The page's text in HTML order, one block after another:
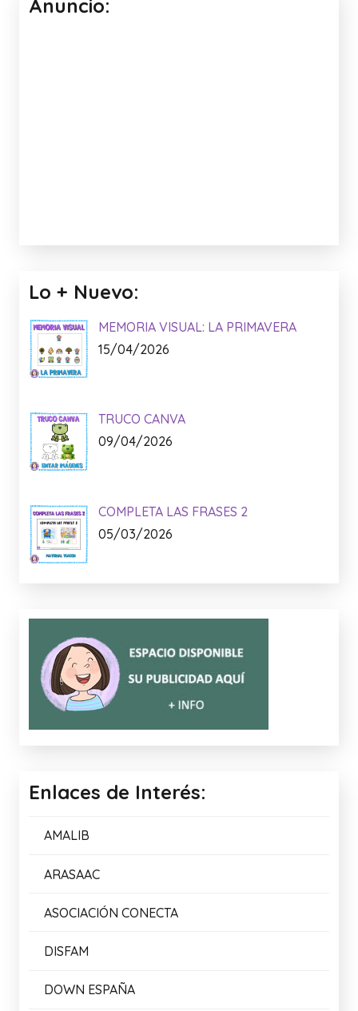
Anuncio:
Lo + Nuevo:
MEMORIA VISUAL: LA PRIMAVERA
15/04/2026
TRUCO CANVA
09/04/2026
COMPLETA LAS FRASES 2
05/03/2026
Enlaces de Interés:
AMALIB
ARASAAC
ASOCIACIÓN CONECTA
DISFAM
DOWN ESPAÑA